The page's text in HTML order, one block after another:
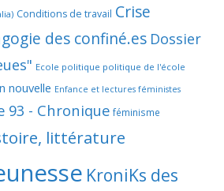
Conditions de travail Crise
des confiné.es Dossier
Ecole politique politique de l'école
nouvelle Enfance et lectures féministes
93 - Chronique féminisme
littérature
KroniKs des